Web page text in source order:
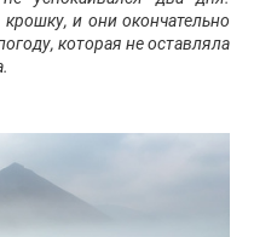
и они окончательно
которая не оставляла